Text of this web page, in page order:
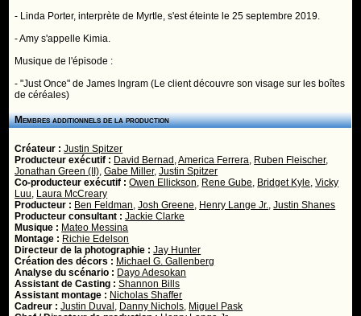
- Linda Porter, interprète de Myrtle, s'est éteinte le 25 septembre 2019.
- Amy s'appelle Kimia.
Musique de l'épisode :
- "Just Once" de James Ingram (Le client découvre son visage sur les boîtes
de céréales)
Membres additionnels de la production
Créateur :Justin Spitzer
Producteur exécutif : David Bernad ,America Ferrera, Ruben Fleischer,
Jonathan Green (II),Gabe Miller,Justin Spitzer
Co-producteur exécutif :Owen Ellickson, Rene Gube, Bridget Kyle,Vicky
Luu, Laura McCreary
Producteur : Ben Feldman,Josh Greene, Henry Lange Jr.,Justin Shanes
Producteur consultant :Jackie Clarke
Musique : Mateo Messina
Montage : Richie Edelson
Directeur de la photographie :Jay Hunter
Création des décors : Michael G. Gallenberg
Analyse du scénario : Dayo Adesokan
Assistant de Casting :Shannon Bills
Assistant montage : Nicholas Shaffer
Cadreur :Justin Duval , Danny Nichols, Miguel Pask